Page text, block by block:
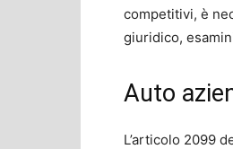
competitivi, è
giuridico,
Auto
L’articolo 2099